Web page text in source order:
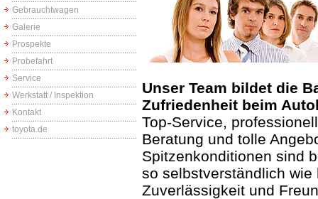
Gebrauchtwagen
Galerie
Prospekte
Probefahrt
Service
Werkstatt / Inspektion
Kontakt
toyota.de
Unser Team bildet die
Zufriedenheit beim
Top-Service,
Beratung und tolle
Spitzenkonditionen sind
so selbstverständlich wie
Zuverlässigkeit und